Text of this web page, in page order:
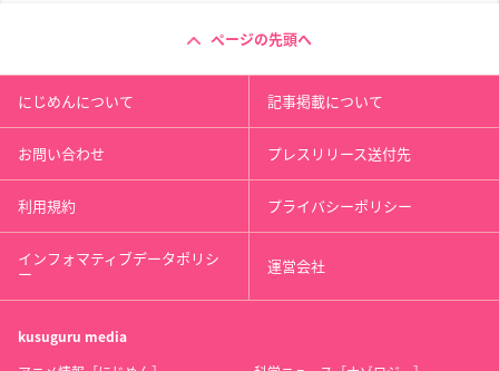
ページの先頭へ
にじめんについて 記事掲載について
お問い合わせ プレスリリース送付先
利用規約 プライバシーポリシー
インフォマティブデータポリシ
ー 運営会社
kusuguru media